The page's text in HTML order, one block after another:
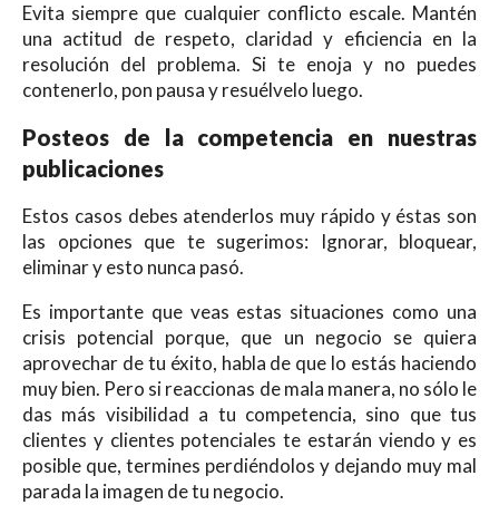
Evita siempre que cualquier conflicto escale. Mantén
una actitud de respeto, claridad y eficiencia en la
resolución del problema. Si te enoja y no puedes
contenerlo, pon pausa y resuélvelo luego.
Posteos de la competencia en nuestras
publicaciones
Estos casos debes atenderlos muy rápido y éstas son
las opciones que te sugerimos: Ignorar, bloquear,
eliminar y esto nunca pasó.
Es importante que veas estas situaciones como una
crisis potencial porque, que un negocio se quiera
aprovechar de tu éxito, habla de que lo estás haciendo
muy bien. Pero si reaccionas de mala manera, no sólo le
das más visibilidad a tu competencia, sino que tus
clientes y clientes potenciales te estarán viendo y es
posible que, termines perdiéndolos y dejando muy mal
parada la imagen de tu negocio.